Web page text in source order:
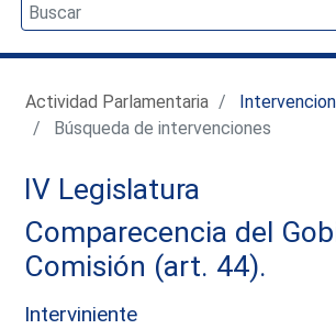
Actividad Parlamentaria
Búsqueda de intervenciones
IV Legislatura
Comparecencia del
Comisión (art. 44).
Interviniente